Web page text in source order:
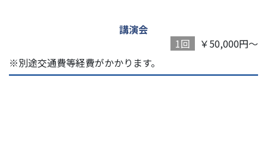
講演会
1回
￥50,000円～
※別途交通費等経費がかかります。